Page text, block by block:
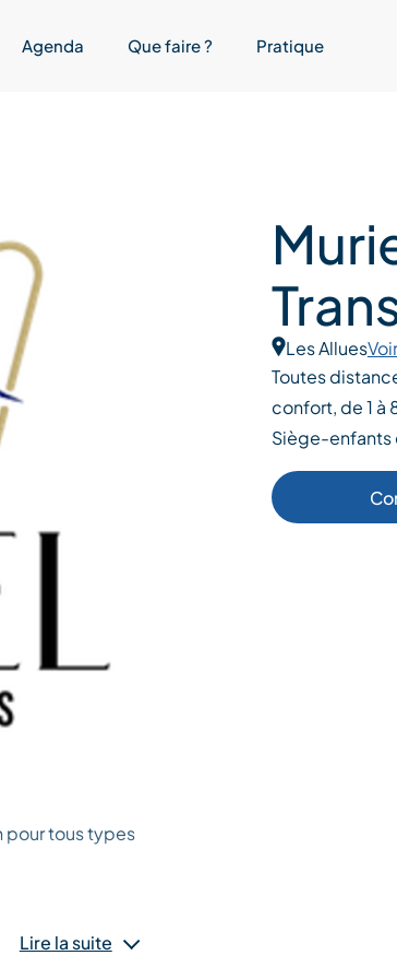
Agenda Que faire ? Pratique
pour tous types
Lire la suite
Les Allues
Toutes
confort, de 1 à
Siège-enfants